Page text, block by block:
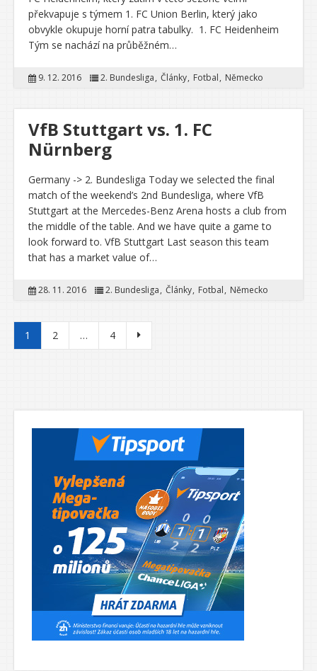
překvapuje s týmem 1. FC Union Berlin, který jako
obvykle okupuje horní patra tabulky. 1. FC Heidenheim
Tým se nachází na průběžném…
9. 12. 2016 2. Bundesliga Články Fotbal Německo
VfB Stuttgart vs. 1. FC
Nürnberg
Germany -> 2. Bundesliga Today we selected the final
match of the weekend’s 2nd Bundesliga, where VfB
Stuttgart at the Mercedes-Benz Arena hosts a club from
the middle of the table. And we have quite a game to
look forward to. VfB Stuttgart Last season this team
that has a market value of…
28. 11. 2016 2. Bundesliga Články Fotbal Německo
Stránkování příspěvků
1 2 … 4